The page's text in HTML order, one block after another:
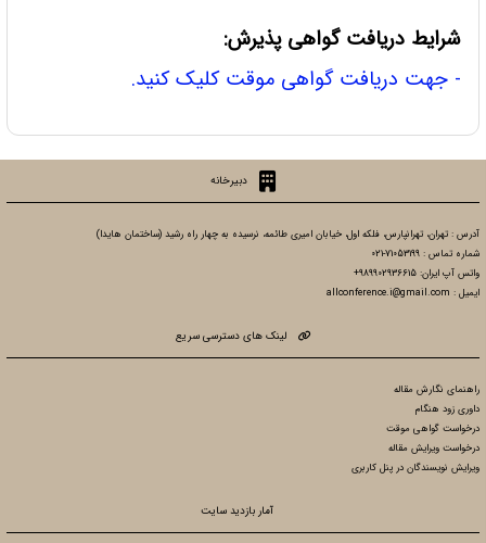
شرایط دریافت گواهی پذیرش:
- جهت دریافت گواهی موقت کلیک کنید.
دبیرخانه
آدرس : تهران، تهرانپارس، فلکه اول، خیابان امیری طائمه، نرسیده به چهار راه رشید (ساختمان هایدا)
شماره تماس : 71053199-021
واتس آپ ایران: 989902936615+
ایمیل : allconference.i@gmail.com
لینک های دسترسی سریع
راهنمای نگارش مقاله
داوری زود هنگام
درخواست گواهی موقت
درخواست ویرایش مقاله
ویرایش نویسندگان در پنل کاربری
آمار بازدید سایت